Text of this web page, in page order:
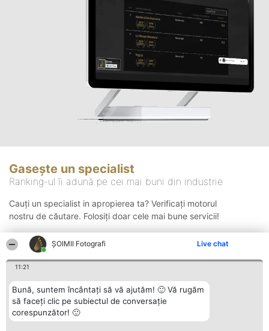
ȘOIMII Fotografi Live chat
11:21
Bună, suntem încântați să vă ajutăm! 🙂 Vă rugăm
să faceți clic pe subiectul de conversație
corespunzător! 🙂
Gasește un specialist
Ranking-ul îi adună pe cei mai buni din industrie
Cauți un specialist in apropierea ta? Verificați motorul
nostru de căutare. Folosiți doar cele mai bune servicii!